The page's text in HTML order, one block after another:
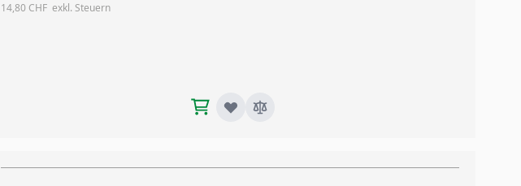
14,80 CHF